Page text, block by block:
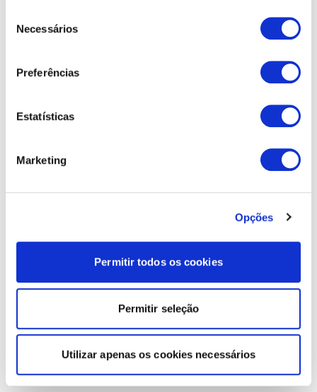
Necessários
Preferências
Estatísticas
Marketing
Opções
Permitir todos os cookies
Permitir seleção
Utilizar apenas os cookies necessários